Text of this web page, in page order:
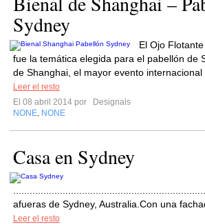
Sydney
El Ojo
fue la temática elegida para el pabellón de
de Shanghai, el mayor evento internacional
Leer el resto
El 08 abril 2014 por
Designals
NONE NONE
Casa en Sydney
afueras de Sydney, Australia.Con una
Leer el resto